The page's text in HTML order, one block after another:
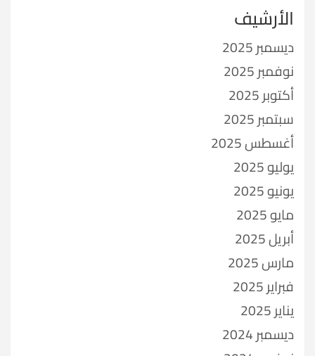
الأرشيف
ديسمبر 2025
نوفمبر 2025
أكتوبر 2025
سبتمبر 2025
أغسطس 2025
يوليو 2025
يونيو 2025
مايو 2025
أبريل 2025
مارس 2025
فبراير 2025
يناير 2025
ديسمبر 2024